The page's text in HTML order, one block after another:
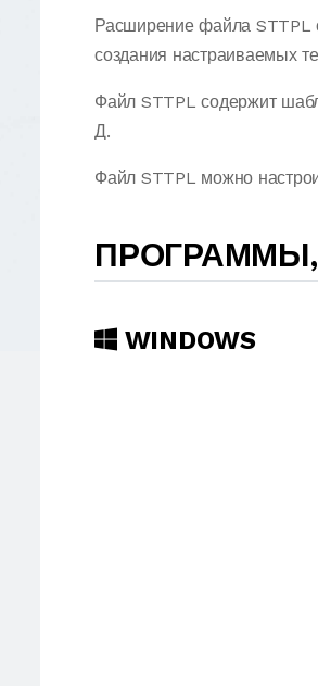
Расширение файла STTPL
создания настраиваемых
Файл STTPL содержит
Д.
Файл STTPL можно
WINDOWS